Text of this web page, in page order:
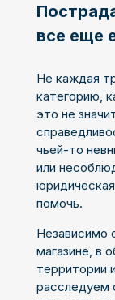
все еще
Не каждая
категорию,
это не
чьей-то
или
помочь.
Независимо
магазине, в
территории
расследуем